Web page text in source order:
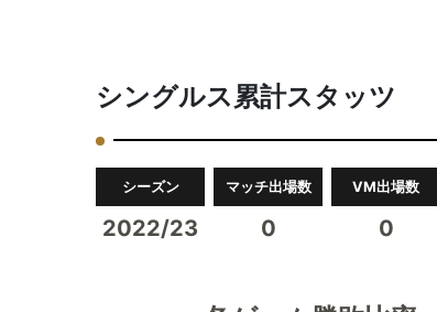
シングルス累計スタッツ
シーズン
2022/23
マッチ出場数
0
VM出場数
0